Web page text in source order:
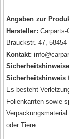
Angaben zur
Hersteller: Carparts-
Brauckstr. 47, 58454
Kontakt:
Sicherheitshinweis
Es besteht
Folienkanten sowie
oder Tiere.